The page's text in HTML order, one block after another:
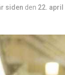
siden den 22. april